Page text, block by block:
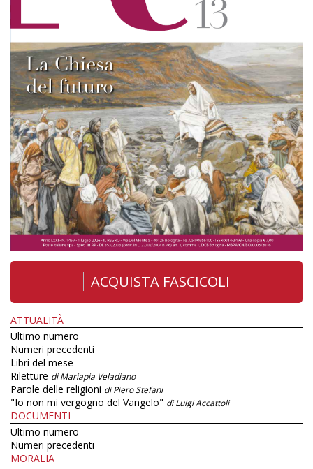
ACQUISTA FASCICOLI
ATTUALITÀ
Ultimo numero
Numeri precedenti
Libri del mese
Riletture di Mariapia Veladiano
Parole delle religioni di Piero Stefani
"Io non mi vergogno del Vangelo" di Luigi Accattoli
DOCUMENTI
Ultimo numero
Numeri precedenti
MORALIA